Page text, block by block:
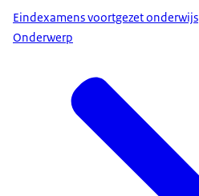
Eindexamens voortgezet onderwijs
Onderwerp